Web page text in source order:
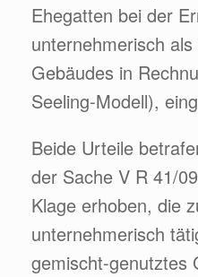
Ehegatten bei der
unternehmerisch
Gebäudes in
Seeling-Modell),
Beide Urteile
der Sache V R 41/
Klage erhoben, die
unternehmerisch
gemischt-genutztes